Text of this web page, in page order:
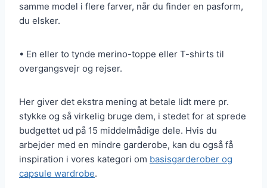
samme model i flere farver, når du finder en pasform,
du elsker.
• En eller to tynde merino-toppe eller T-shirts til
overgangsvejr og rejser.
Her giver det ekstra mening at betale lidt mere pr.
stykke og så virkelig bruge dem, i stedet for at sprede
budgettet ud på 15 middelmådige dele. Hvis du
arbejder med en mindre garderobe, kan du også få
inspiration i vores kategori om basisgarderober og
capsule wardrobe.